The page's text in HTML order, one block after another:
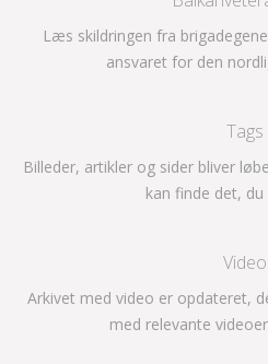
Læs skildringen fra
ansvaret for den
Tags
Billeder, artikler og sider bliver
kan finde det,
Video
Arkivet med video er opdateret,
med relevante